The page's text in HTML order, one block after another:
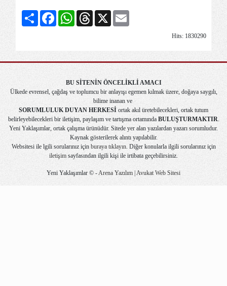
Share FacebookWhatsAppThreads
X
Hits: 1830290
BU SİTENİN ÖNCELİKLİ AMACI
Ülkede evrensel, çağdaş ve toplumcu bir anlayışı egemen kılmak üzere, doğaya saygılı,
bilime inanan ve
SORUMLULUK DUYAN HERKESİ ortak akıl üretebilecekleri, ortak tutum
belirleyebilecekleri bir iletişim, paylaşım ve tartışma ortamında BULUŞTURMAKTIR.
Yeni Yaklaşımlar, ortak çalışma ürünüdür. Sitede yer alan yazılardan yazarı sorumludur.
Kaynak gösterilerek alıntı yapılabilir.
Websitesi ile lgili sorularınız için buraya tıklayın. Diğer konularla ilgili sorularınız için
iletişim sayfasından ilgili kişi ile irtibata geçebilirsiniz.
Yeni Yaklaşımlar © -Arena Yazılım | Avukat Web Sitesi